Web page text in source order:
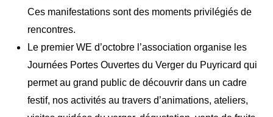
Ces manifestations sont des moments privilégiés de
rencontres.
Le premier WE d’octobre l’association organise les
Journées Portes Ouvertes du Verger du Puyricard qui
permet au grand public de découvrir dans un cadre
festif, nos activités au travers d’animations, ateliers,